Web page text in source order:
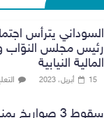
السوداني يترأس
رئيس مجلس النوّاب
المالية النيابية
15 أبريل، 2023
سقوط 3